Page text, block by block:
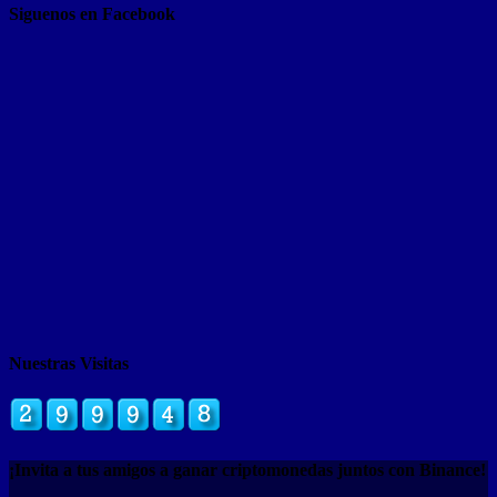
Siguenos en Facebook
Nuestras Visitas
¡Invita a tus amigos a ganar criptomonedas juntos con Binance!